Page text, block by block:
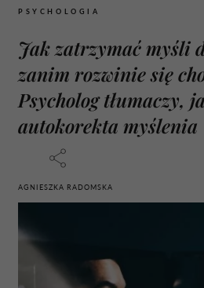
PSYCHOLOGIA
Jak zatrzymać myśli
zanim rozwinie się
Psycholog tłumaczy,
autokorekta myślenia
AGNIESZKA RADOMSKA